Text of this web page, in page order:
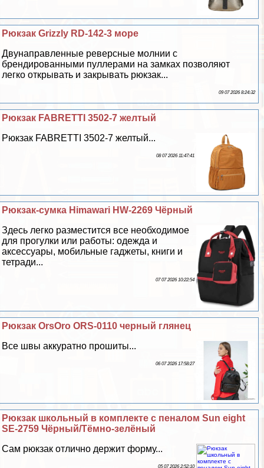
Рюкзак Grizzly RD-142-3 море
Двунаправленные реверсные молнии с
брендированными пуллерами на замках позволяют
легко открывать и закрывать рюкзак...
09 07 2026 8:24:32
Рюкзак FABRETTI 3502-7 желтый
Рюкзак FABRETTI 3502-7 желтый...
08 07 2026 11:47:41
Рюкзак-сумка Himawari HW-2269 Чёрный
Здесь легко разместится все необходимое
для прогулки или работы: одежда и
аксессуары, мобильные гаджеты, книги и
тетради...
07 07 2026 10:22:54
Рюкзак OrsOro ORS-0110 черный глянец
Все швы аккуратно прошиты...
06 07 2026 17:58:27
Рюкзак школьный в комплекте с пеналом Sun eight
SE-2759 Чёрный/Тёмно-зелёный
Сам рюкзак отлично держит форму...
05 07 2026 2:52:10